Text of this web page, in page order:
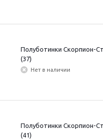
Полуботинки Скорпион-
(37)
Нет в наличии
Полуботинки Скорпион-
(41)